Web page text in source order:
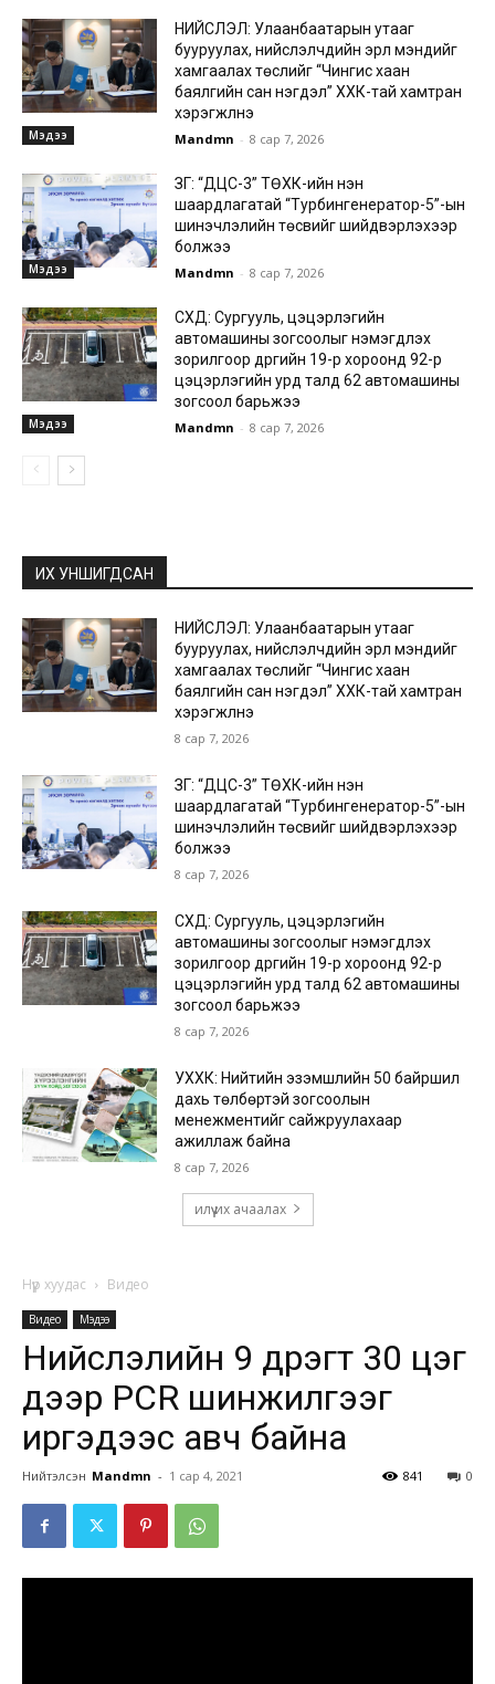
Мэдээ
НИЙСЛЭЛ: Улаанбаатарын утааг
бууруулах, нийслэлчүүдийн эрүүл мэндийг
хамгаалах төслийг “Чингис хаан
баялгийн сан нэгдэл” ХХК-тай хамтран
хэрэгжүүлнэ
Mandmn - 8 сар 7, 2026
Мэдээ
ЗГ: “ДЦС-3” ТӨХК-ийн нэн
шаардлагатай “Турбингенератор-5”-ын
шинэчлэлийн төсвийг шийдвэрлэхээр
болжээ
Mandmn - 8 сар 7, 2026
Мэдээ
СХД: Сургууль, цэцэрлэгийн
автомашины зогсоолыг нэмэгдүүлэх
зорилгоор дүүргийн 19-р хороонд 92-р
цэцэрлэгийн урд талд 62 автомашины
зогсоол барьжээ
Mandmn - 8 сар 7, 2026
ИХ УНШИГДСАН
НИЙСЛЭЛ: Улаанбаатарын утааг
бууруулах, нийслэлчүүдийн эрүүл мэндийг
хамгаалах төслийг “Чингис хаан
баялгийн сан нэгдэл” ХХК-тай хамтран
хэрэгжүүлнэ
8 сар 7, 2026
ЗГ: “ДЦС-3” ТӨХК-ийн нэн
шаардлагатай “Турбингенератор-5”-ын
шинэчлэлийн төсвийг шийдвэрлэхээр
болжээ
8 сар 7, 2026
СХД: Сургууль, цэцэрлэгийн
автомашины зогсоолыг нэмэгдүүлэх
зорилгоор дүүргийн 19-р хороонд 92-р
цэцэрлэгийн урд талд 62 автомашины
зогсоол барьжээ
8 сар 7, 2026
УХХК: Нийтийн эзэмшлийн 50 байршил
дахь төлбөртэй зогсоолын
менежментийг сайжруулахаар
ажиллаж байна
8 сар 7, 2026
илүү их ачаалах